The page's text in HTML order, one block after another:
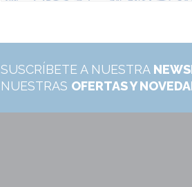
SUSCRÍBETE A NUESTRA
NUESTRAS OFERTAS Y